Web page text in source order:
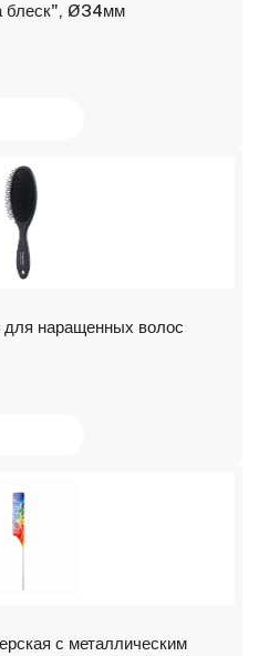
блеск", Ø34мм
наращенных волос
с металлическим